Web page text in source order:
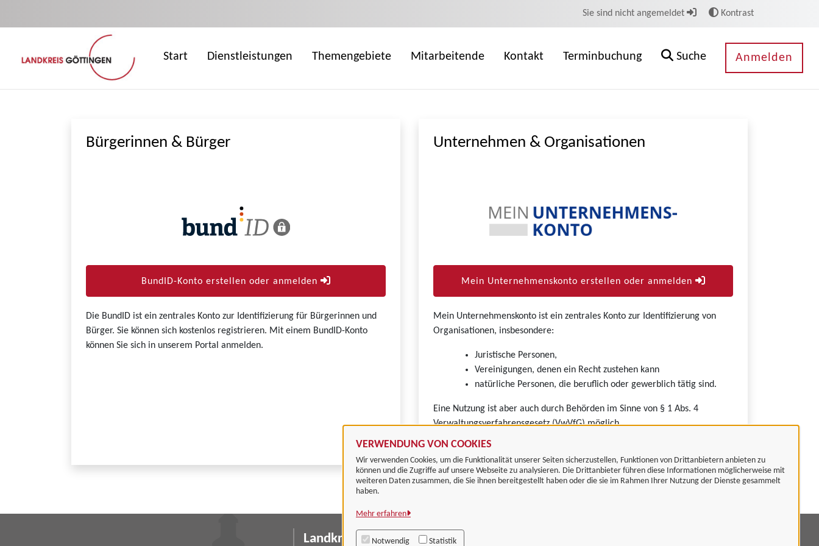
VERWENDUNG VON COOKIES
Wir verwenden Cookies, um die Funktionalität unserer Seiten sicherzustellen, Funktionen von Drittanbietern anbieten zu
können und die Zugriffe auf unsere Webseite zu analysieren. Die Drittanbieter führen diese Informationen möglicherweise mit
weiteren Daten zusammen, die Sie ihnen bereitgestellt haben oder die sie im Rahmen Ihrer Nutzung der Dienste gesammelt
haben.
Mehr erfahren
Notwendig Statistik
Sie sind nicht angemeldet Kontrast
Start Dienstleistungen Themengebiete Mitarbeitende Kontakt Terminbuchung Suche Anmelden
Bürgerinnen & Bürger
BundID-Konto erstellen oder anmelden
Die BundID ist ein zentrales Konto zur Identifizierung für Bürgerinnen und
Bürger. Sie können sich kostenlos registrieren. Mit einem BundID-Konto
können Sie sich in unserem Portal anmelden.
Unternehmen & Organisationen
Mein Unternehmenskonto erstellen oder anmelden
Mein Unternehmenskonto ist ein zentrales Konto zur Identifizierung von
Organisationen, insbesondere:
Juristische Personen,
Vereinigungen, denen ein Recht zustehen kann
natürliche Personen, die beruflich oder gewerblich tätig sind.
Eine Nutzung ist aber auch durch Behörden im Sinne von § 1 Abs. 4
Verwaltungsverfahrensgesetz (VwVfG) möglich.
Landkreis Göttingen